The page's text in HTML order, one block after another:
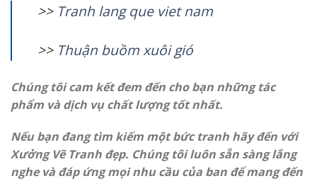
>> Tranh lang que viet nam
>> Thuận buồm xuôi gió
Chúng tôi cam kết đem đến cho bạn những tác
phẩm và dịch vụ chất lượng tốt nhất.
Nếu bạn đang tìm kiếm một bức tranh hãy đến với
Xưởng Vẽ Tranh đẹp. Chúng tôi luôn sẵn sàng lắng
nghe và đáp ứng mọi nhu cầu của ban để mang đến